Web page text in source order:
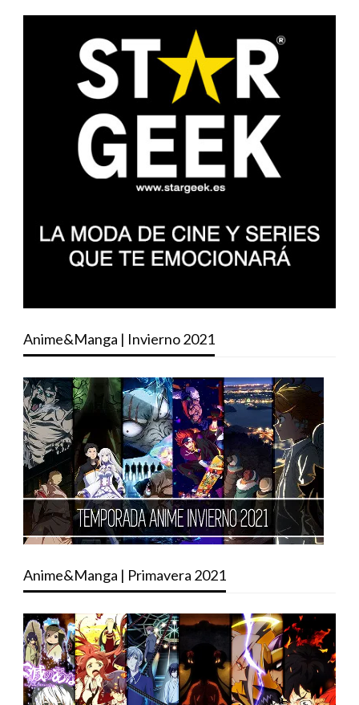
Anime&Manga | Invierno 2021
Anime&Manga | Primavera 2021